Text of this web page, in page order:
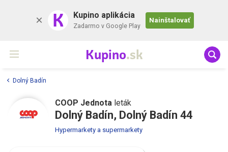
K Kupino aplikácia
Zadarmo v Google Play
Nainštalovať
Kupino.sk
Dolný Badín
COOP Jednota leták
Dolný Badín, Dolný Badín 44
Hypermarkety a supermarkety